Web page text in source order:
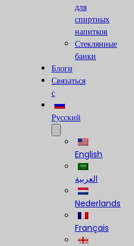
для
спиртных
напитков
Стеклянные
банки
Блоги
Связаться
с
Русский
English
العربية
Nederlands
Français